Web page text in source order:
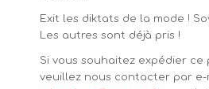
Exit les diktats de la mode !
Les autres sont déjà pris !
Si vous souhaitez expédier ce
veuillez nous contacter par e-